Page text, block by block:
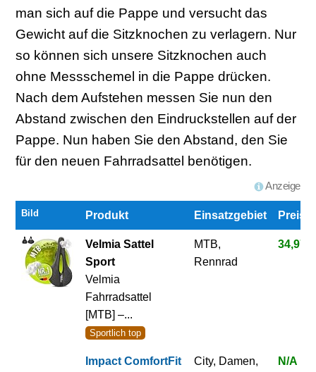
man sich auf die Pappe und versucht das
Gewicht auf die Sitzknochen zu verlagern. Nur
so können sich unsere Sitzknochen auch
ohne Messschemel in die Pappe drücken.
Nach dem Aufstehen messen Sie nun den
Abstand zwischen den Eindruckstellen auf der
Pappe. Nun haben Sie den Abstand, den Sie
für den neuen Fahrradsattel benötigen.
Anzeige
Bild Produkt Einsatzgebiet Preis
Velmia Sattel
Sport
Velmia
Fahrradsattel
[MTB] –...
Sportlich top
MTB,
Rennrad
34,97 €
Impact ComfortFit
City, Damen,
N/A